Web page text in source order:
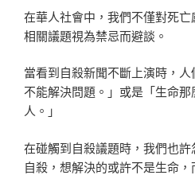
在華人社會中，我們不僅對死
相關議題視為禁忌而避談。
當看到自殺新聞不斷上演時，
不能解決問題。」或是「生命
人。」
在碰觸到自殺議題時，我們也
自殺，想解決的或許不是生命